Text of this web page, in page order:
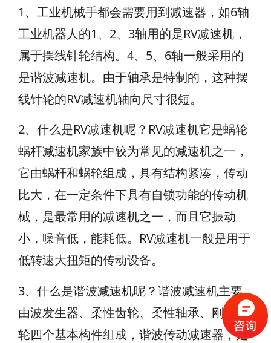
1、工业机械手都会需要用到减速器，如6轴
工业机器人的1、2、3轴用的是RV减速机，
属于摆线针轮结构。4、5、6轴一般采用的
是谐波减速机。由于轴承是特制的，这种摆
线针轮的RV减速机轴向尺寸很短。
2、什么是RV减速机呢？ RV减速机它是蜗轮
蜗杆减速机家族中较为常见的减速机之一，
它由蜗杆和蜗轮组成，具有结构紧凑，传动
比大，在一定条件下具有自锁功能的传动机
械，是最常用的减速机之一，而且它振动
小，噪音低，能耗低。 RV减速机一般是用于
低转速大扭矩的传动设备。
3、什么是谐波减速机呢？谐波减速机主要
由波发生器、柔性齿轮、柔性轴承、刚性齿
轮四个基本构件组成，谐波传动减速器，是